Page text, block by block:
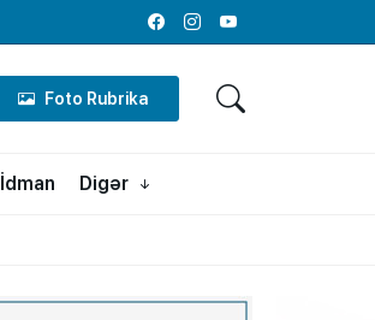
FacebookInstagramYoutube
Foto Rubrika
İdman Digər